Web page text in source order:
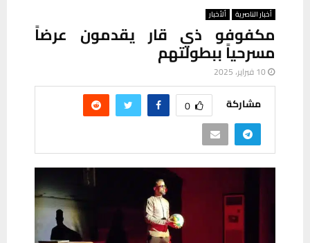
أخبار الناصرية ألأخبار
مكفوفو ذي قار يقدمون عرضاً
مسرحياً ببطولتهم
10 فبراير، 2025
مشاركة 0